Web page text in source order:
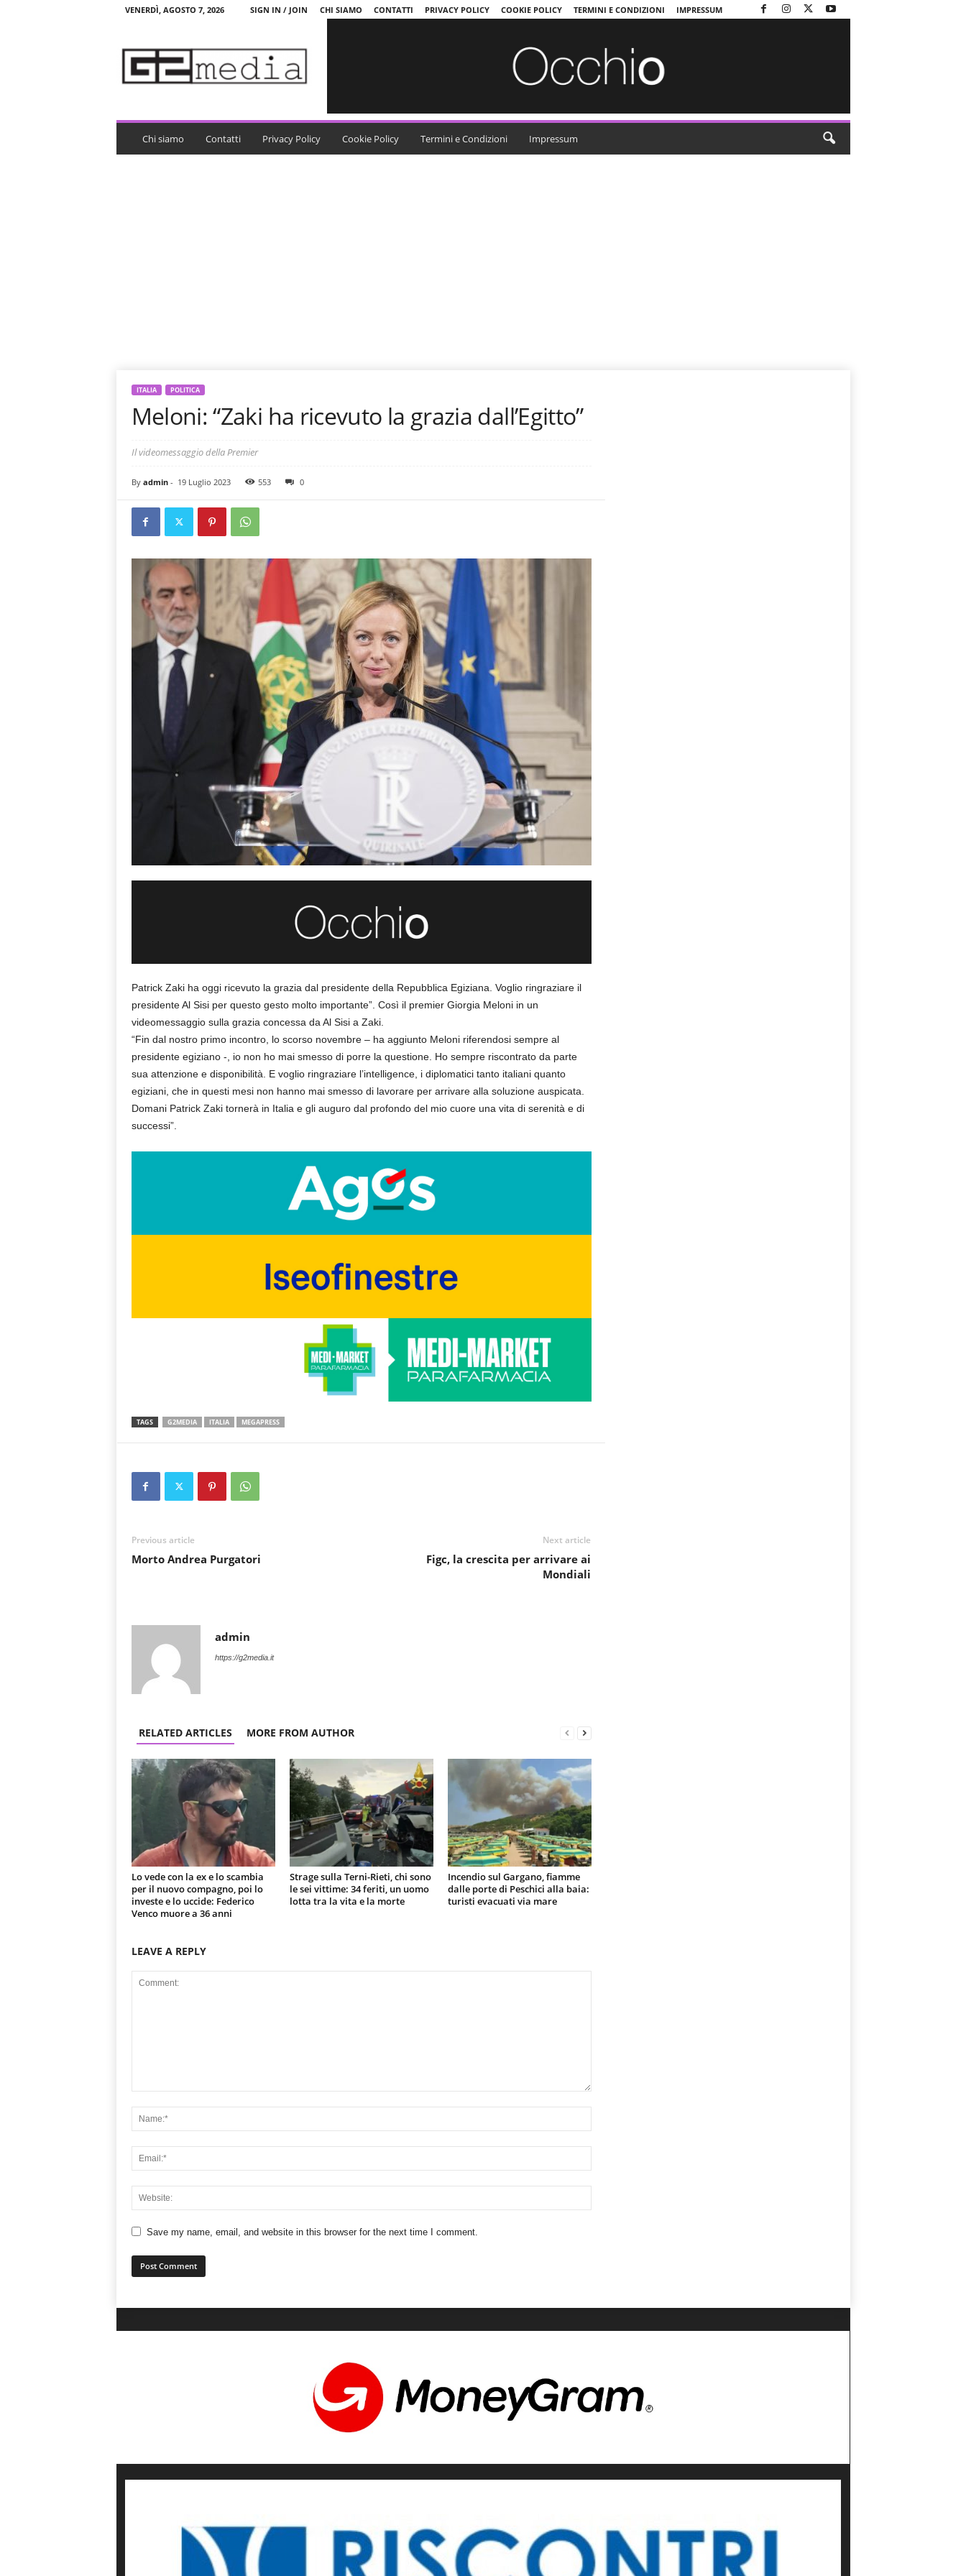
VENERDÌ, AGOSTO 7, 2026 SIGN IN / JOIN CHI SIAMO CONTATTI PRIVACY POLICY COOKIE POLICY TERMINI E CONDIZIONI IMPRESSUM
a
Chi siamo Contatti Privacy Policy Cookie Policy Termini e Condizioni Impressum
ITALIA POLITICA
Meloni: “Zaki ha ricevuto la grazia dall’Egitto”
Il videomessaggio della Premier
By admin- 19 Luglio 2023 553 0
Patrick Zaki ha oggi ricevuto la grazia dal presidente della Repubblica Egiziana. Voglio ringraziare il
presidente Al Sisi per questo gesto molto importante”. Così il premier Giorgia Meloni in un
videomessaggio sulla grazia concessa da Al Sisi a Zaki.
“Fin dal nostro primo incontro, lo scorso novembre – ha aggiunto Meloni riferendosi sempre al
presidente egiziano -, io non ho mai smesso di porre la questione. Ho sempre riscontrato da parte
sua attenzione e disponibilità. E voglio ringraziare l’intelligence, i diplomatici tanto italiani quanto
egiziani, che in questi mesi non hanno mai smesso di lavorare per arrivare alla soluzione auspicata.
Domani Patrick Zaki tornerà in Italia e gli auguro dal profondo del mio cuore una vita di serenità e di
successi”.
TAGS G2MEDIA ITALIA MEGAPRESS
Previous article
Morto Andrea Purgatori
Next article
Figc, la crescita per arrivare ai
Mondiali
admin
https://g2media.it
RELATED ARTICLES MORE FROM AUTHOR
Lo vede con la ex e lo scambia
per il nuovo compagno, poi lo
investe e lo uccide: Federico
Venco muore a 36 anni
Strage sulla Terni-Rieti, chi sono
le sei vittime: 34 feriti, un uomo
lotta tra la vita e la morte
Incendio sul Gargano, fiamme
dalle porte di Peschici alla baia:
turisti evacuati via mare
LEAVE A REPLY
Save my name, email, and website in this browser for the next time I comment.